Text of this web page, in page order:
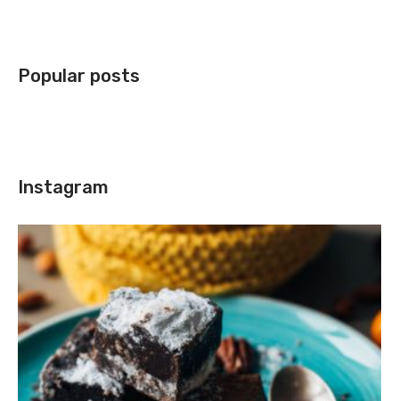
Popular posts
Instagram